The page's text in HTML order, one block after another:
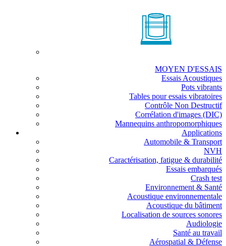
MOYEN D'ESSAIS
Essais Acoustiques
Pots vibrants
Tables pour essais vibratoires
Contrôle Non Destructif
Corrélation d'images (DIC)
Mannequins anthropomorphiques
Applications
Automobile & Transport
NVH
Caractérisation, fatigue & durabilité
Essais embarqués
Crash test
Environnement & Santé
Acoustique environnementale
Acoustique du bâtiment
Localisation de sources sonores
Audiologie
Santé au travail
Aérospatial & Défense